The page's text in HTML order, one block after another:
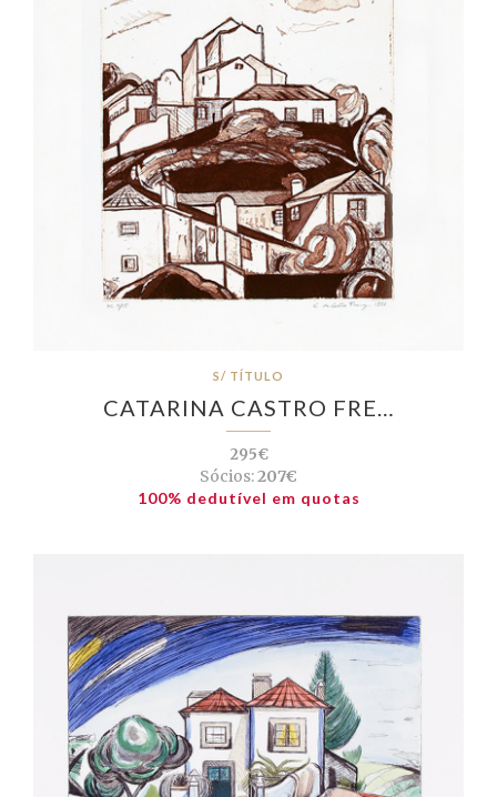
S/ TÍTULO
CATARINA CASTRO FRE…
295€
Sócios:207€
100% dedutível em quotas